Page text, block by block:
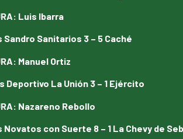
: Luis Ibarra
Sandro Sanitarios 3 – 5 Caché
: Manuel Ortiz
Deportivo La Unión 3 – 1 Ejército
: Nazareno Rebollo
Novatos con Suerte 8 – 1 La Chevy de